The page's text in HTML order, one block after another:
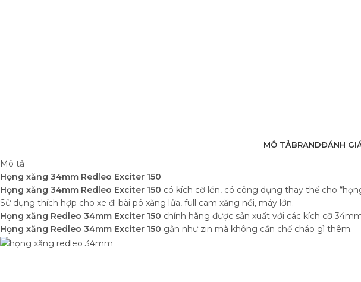
MÔ TẢBRANDĐÁNH
Mô tả
Họng xăng 34mm Redleo Exciter 150
Họng xăng 34mm Redleo Exciter 150 có kích cỡ lớn, có công dụng thay thế cho
Sử dụng thích hợp cho xe đi bài pô xăng lửa, full cam xăng nồi, máy lớn.
Họng xăng Redleo 34mm Exciter 150 chính hãng được sản xuất với các kích cỡ
Họng xăng Redleo 34mm Exciter 150 gắn như zin mà không cần chế cháo gì thêm.